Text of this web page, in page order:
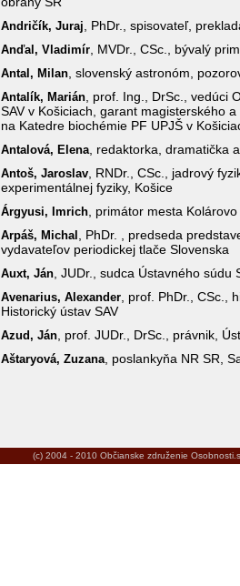
Andričík, Juraj , PhDr., spisovateľ,
Anďal, Vladimír , MVDr., CSc., bývalý
Antal, Milan , slovenský astronóm,
Antalík, Marián , prof. Ing., DrSc., vedúci
SAV v Košiciach, garant magisterského
na Katedre biochémie PF UPJŠ v
Antalová, Elena , redaktorka, dramatička
Antoš, Jaroslav , RNDr., CSc., jadrový
experimentálnej fyziky, Košice
Árgyusi, Imrich , primátor mesta Kolárovo
Arpáš, Michal
, PhDr. , predseda
vydavateľov periodickej tlače Slovenska
Auxt, Ján , JUDr., sudca Ústavného súdu
Avenarius, Alexander , prof. PhDr., CSc.,
Historický ústav SAV
Azud, Ján , prof. JUDr., DrSc., právnik,
Aštaryová, Zuzana , poslankyňa NR SR,
(c) 2004 - 2010 Občianske združenie